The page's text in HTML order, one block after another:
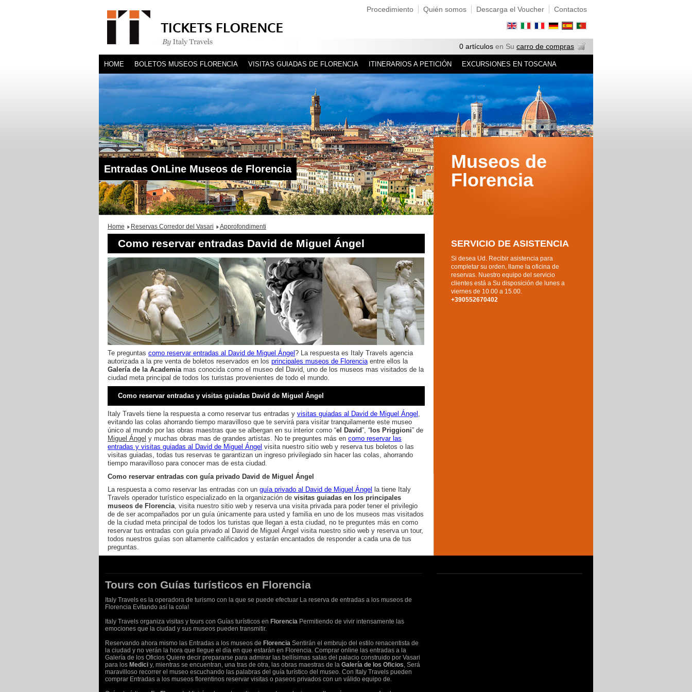
Procedimiento Quién somos Descarga el Voucher Contactos
0 artículos en Su carro de compras
HOME BOLETOS MUSEOS FLORENCIA VISITAS GUIADAS DE FLORENCIA ITINERARIOS A PETICIÓN EXCURSIONES EN TOSCANA
BLOG HOTEL
Entradas OnLine Museos de Florencia
Museos de
Florencia
Home Reservas Corredor del Vasari Approfondimenti
Como reservar entradas David de Miguel Ángel
Te preguntas como reservar entradas al David de Miguel Ángel ? La respuesta es Italy Travels agencia
autorizada a la pre venta de boletos reservados en los principales museos de Florenciaentre ellos la
Galería de la Academiamas conocida como el museo del David, uno de los museos mas visitados de la
ciudad meta principal de todos los turistas provenientes de todo el mundo.
Como reservar entradas y visitas guiadas David de Miguel Ángel
Italy Travels tiene la respuesta a como reservar tus entradas y visitas guiadas al David de Miguel Ángel ,
evitando las colas ahorrando tiempo maravilloso que te servirá para visitar tranquilamente este museo
único al mundo por las obras maestras que se albergan en su interior como “el David”, “ los Priggioni” de
Miguel Ángel y muchas obras mas de grandes artistas. No te preguntes más en como reservar las
entradas y visitas guiadas al David de Miguel Ángel visita nuestro sitio web y reserva tus boletos o las
visitas guiadas, todas tus reservas te garantizan un ingreso privilegiado sin hacer las colas, ahorrando
tiempo maravilloso para conocer mas de esta ciudad.
Como reservar entradas con guía privado David de Miguel Ángel
La respuesta a como reservar las entradas con un guía privado al David de Miguel Ángel
la tiene Italy
Travels operador turístico especializado en la organización de visitas guiadas en los principales
museos de Florencia, visita nuestro sitio web y reserva una visita privada para poder tener el privilegio
de de ser acompañados por un guía únicamente para usted y familia en uno de los museos mas visitados
de la ciudad meta principal de todos los turistas que llegan a esta ciudad, no te preguntes más en como
reservar tus entradas con guía privado al David de Miguel Ángel visita nuestro sitio web y reserva un tour,
todos nuestros guías son altamente calificados y estarán encantados de responder a cada una de tus
preguntas.
SERVICIO DE ASISTENCIA
Si desea Ud. Recibir asistencia para
completar su orden, llame la oficina de
reservas. Nuestro equipo del servicio
clientes está a Su disposición de lunes a
viernes de 10.00 a 15.00.
+390552670402
Tours con Guías turísticos en Florencia
Italy Travels es la operadora de turismo con la que se puede efectuar La reserva de entradas a los museos de
Florencia Evitando así la cola!
Italy Travels organiza visitas y tours con Guías turísticos en Florencia Permitiendo de vivir intensamente las
emociones que la ciudad y sus museos pueden transmitir.
Reservando ahora mismo las Entradas a los museos de Florencia Sentirán el embrujo del estilo renacentista de
la ciudad y no verán la hora que llegue el día en que estarán en Florencia. Comprar online las entradas a la
Galería de los Oficios Quiere decir prepararse para admirar las bellísimas salas del palacio construido por Vasari
para los Medici y, mientras se encuentran, una tras de otra, las obras maestras de la Galería de los Oficios, Será
maravilloso recorrer el museo escuchando las palabras del guía turístico del museo. Con Italy Travels pueden
comprar Entradas a los museos florentinos reservar visitas o paseos privados con un válido equipo de.